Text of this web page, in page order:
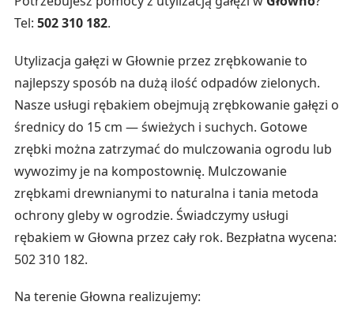
Tel: 502 310 182.
Utylizacja gałęzi w Głownie przez zrębkowanie to
najlepszy sposób na dużą ilość odpadów zielonych.
Nasze usługi rębakiem obejmują zrębkowanie gałęzi o
średnicy do 15 cm — świeżych i suchych. Gotowe
zrębki można zatrzymać do mulczowania ogrodu lub
wywozimy je na kompostownię. Mulczowanie
zrębkami drewnianymi to naturalna i tania metoda
ochrony gleby w ogrodzie. Świadczymy usługi
rębakiem w Głowna przez cały rok. Bezpłatna wycena:
502 310 182.
Na terenie Głowna realizujemy: